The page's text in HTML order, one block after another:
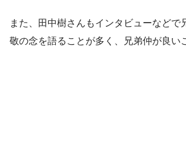
また、田中樹さんもインタビューなどで
敬の念を語ることが多く、兄弟仲が良い